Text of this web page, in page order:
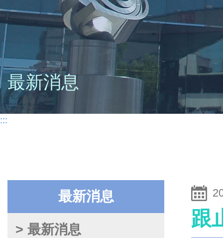
最新消息
:::
最新消息
> 最新消息 跟